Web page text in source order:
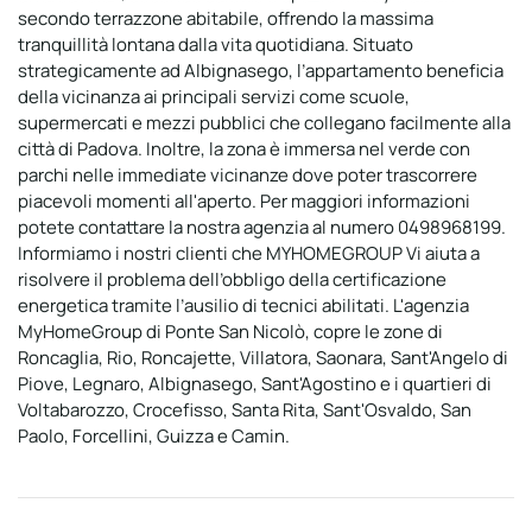
secondo terrazzone abitabile, offrendo la massima
tranquillità lontana dalla vita quotidiana. Situato
strategicamente ad Albignasego, l’appartamento beneficia
della vicinanza ai principali servizi come scuole,
supermercati e mezzi pubblici che collegano facilmente alla
città di Padova. Inoltre, la zona è immersa nel verde con
parchi nelle immediate vicinanze dove poter trascorrere
piacevoli momenti all'aperto. Per maggiori informazioni
potete contattare la nostra agenzia al numero 0498968199.
Informiamo i nostri clienti che MYHOMEGROUP Vi aiuta a
risolvere il problema dell’obbligo della certificazione
energetica tramite l’ausilio di tecnici abilitati. L'agenzia
MyHomeGroup di Ponte San Nicolò, copre le zone di
Roncaglia, Rio, Roncajette, Villatora, Saonara, Sant'Angelo di
Piove, Legnaro, Albignasego, Sant'Agostino e i quartieri di
Voltabarozzo, Crocefisso, Santa Rita, Sant'Osvaldo, San
Paolo, Forcellini, Guizza e Camin.